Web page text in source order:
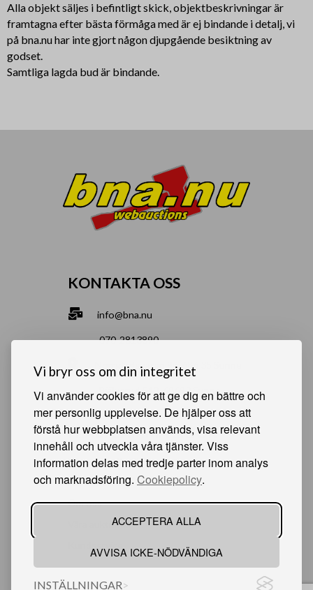
Vi bryr oss om din integritet
Vi använder cookies för att ge dig en bättre och
mer personlig upplevelse. De hjälper oss att
förstå hur webbplatsen används, visa relevant
innehåll och utveckla våra tjänster. Viss
information delas med tredje parter inom analys
och marknadsföring. Cookiepolicy.
ACCEPTERA ALLA
AVVISA ICKE-NÖDVÄNDIGA
INSTÄLLNINGAR
Alla objekt säljes i befintligt skick, objektbeskrivningar är
framtagna efter bästa förmåga med är ej bindande i detalj, vi
på bna.nu har inte gjort någon djupgående besiktning av
godset.
Samtliga lagda bud är bindande.
KONTAKTA OSS
info@bna.nu
070-2813890
Norrgårdsgatan 9a, 686 35 Sunne
Bjälverud 540, 68693 Sunne
HJÄLPSAMMA SIDOR
Något du vill sälja?
Att köpa från oss
Om oss
Våra auktioner